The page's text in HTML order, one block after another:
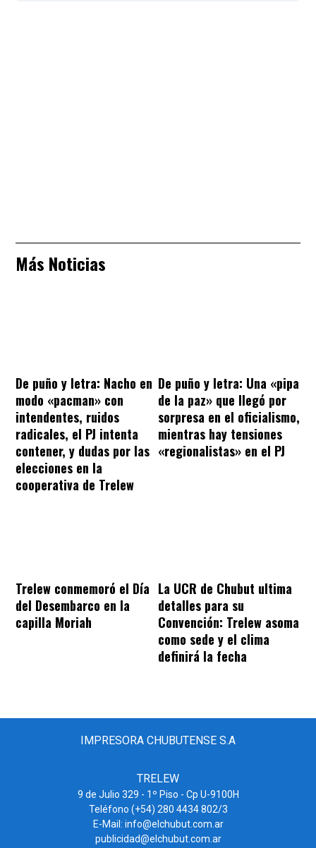
Más Noticias
De puño y letra: Nacho en
modo «pacman» con
intendentes, ruidos
radicales, el PJ intenta
contener, y dudas por las
elecciones en la
cooperativa de Trelew
De puño y letra: Una «pipa
de la paz» que llegó por
sorpresa en el oficialismo,
mientras hay tensiones
«regionalistas» en el PJ
Trelew conmemoró el Día
del Desembarco en la
capilla Moriah
La UCR de Chubut ultima
detalles para su
Convención: Trelew asoma
como sede y el clima
definirá la fecha
IMPRESORA CHUBUTENSE S.A
TRELEW
9 de Julio 329 - 1º Piso - Cp U-9100H
Teléfono (+54) 280 4434 802/3
E-Mail: info@elchubut.com.ar
publicidad@elchubut.com.ar